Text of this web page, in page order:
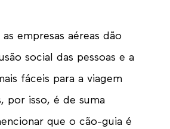
empresas aéreas dão
social das pessoas e a
fáceis para a viagem
por isso, é de suma
que o cão-guia é